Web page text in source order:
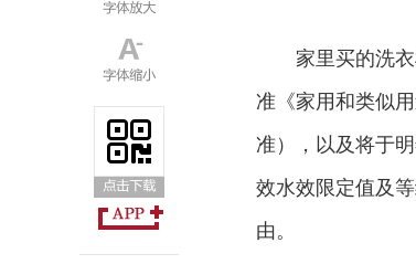
家里买的洗衣
准《家用和类似
准），以及将于
效水效限定值及
由。